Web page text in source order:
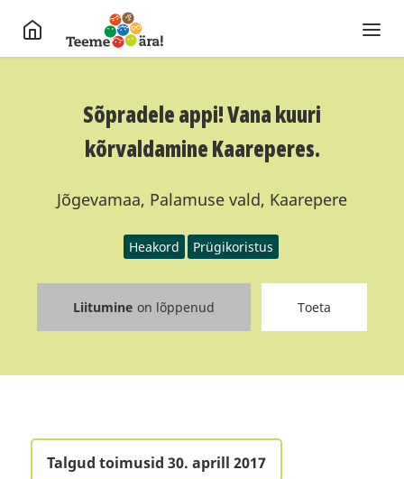
Sõpradele appi! Vana kuuri
kõrvaldamine Kaareperes.
Jõgevamaa, Palamuse vald, Kaarepere
Heakord Prügikoristus
Liitumine on lõppenud Toeta
Talgud toimusid 30. aprill 2017